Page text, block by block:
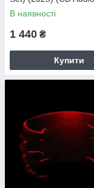
(Import)
В наявності
1 440 ₴
Купити